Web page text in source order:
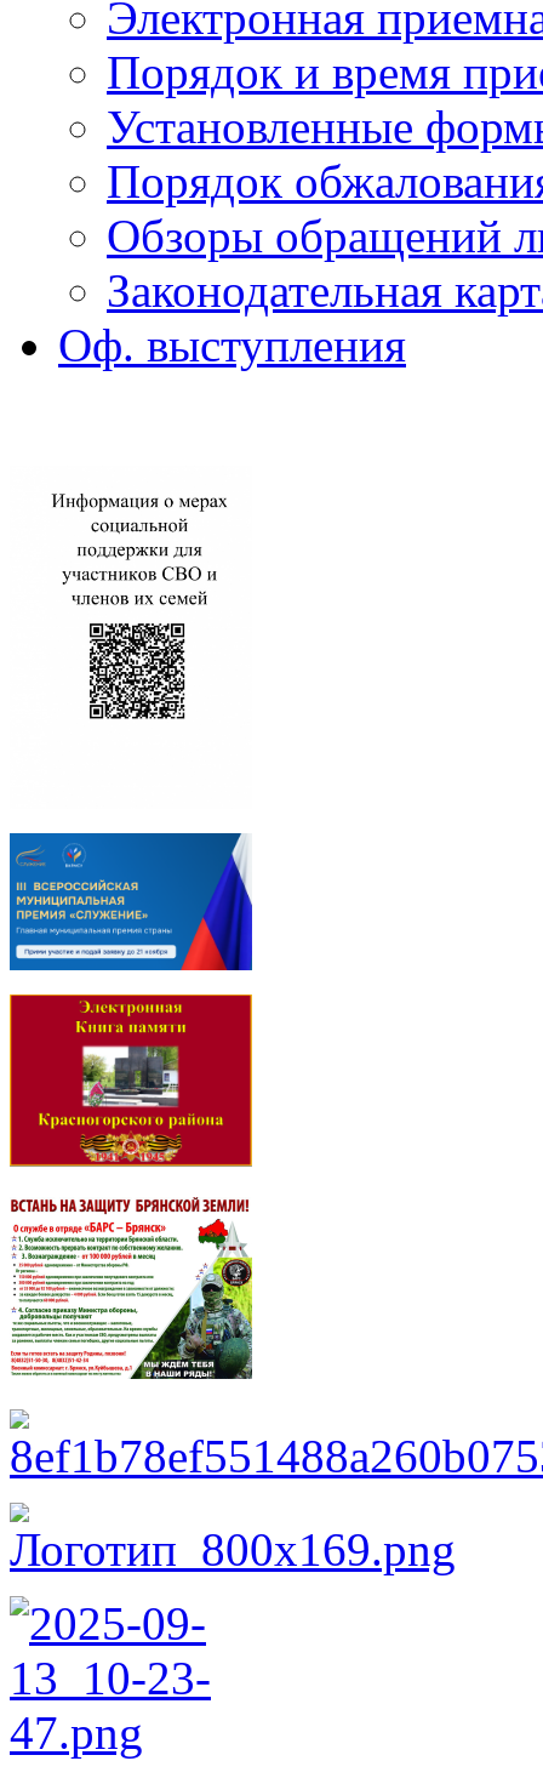
Электронная
Порядок и время
Установленные
Порядок
Обзоры обращений
Законодательная
Оф. выступления